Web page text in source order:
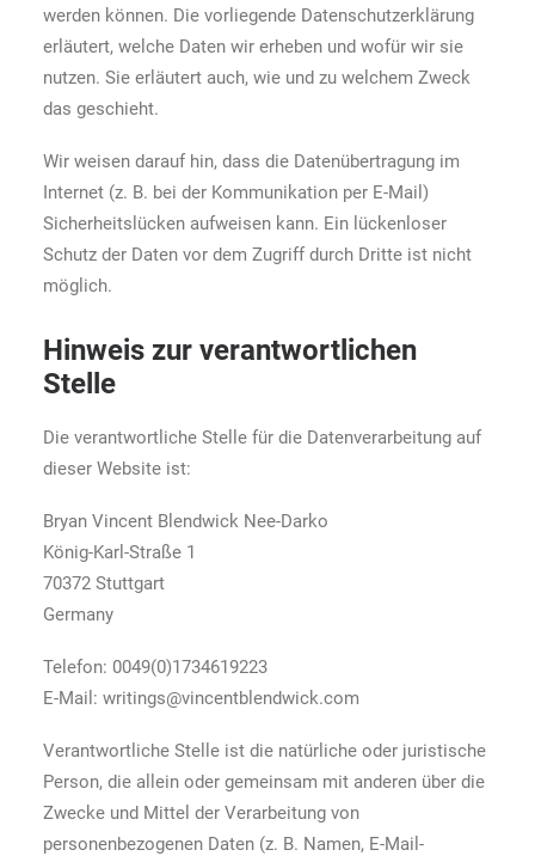
werden können. Die vorliegende Datenschutzerklärung
erläutert, welche Daten wir erheben und wofür wir sie
nutzen. Sie erläutert auch, wie und zu welchem Zweck
das geschieht.
Wir weisen darauf hin, dass die Datenübertragung im
Internet (z. B. bei der Kommunikation per E-Mail)
Sicherheitslücken aufweisen kann. Ein lückenloser
Schutz der Daten vor dem Zugriff durch Dritte ist nicht
möglich.
Hinweis zur verantwortlichen
Stelle
Die verantwortliche Stelle für die Datenverarbeitung auf
dieser Website ist:
Bryan Vincent Blendwick Nee-Darko
König-Karl-Straße 1
70372 Stuttgart
Germany
Telefon: 0049(0)1734619223
E-Mail: writings@vincentblendwick.com
Verantwortliche Stelle ist die natürliche oder juristische
Person, die allein oder gemeinsam mit anderen über die
Zwecke und Mittel der Verarbeitung von
personenbezogenen Daten (z. B. Namen, E-Mail-